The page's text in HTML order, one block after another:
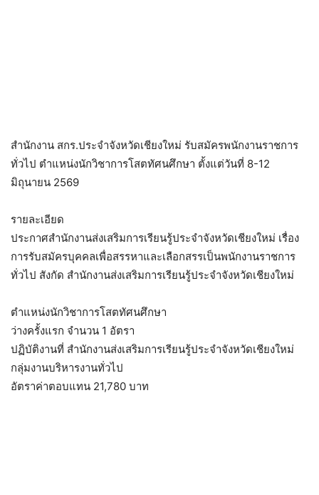
สำนักงาน สกร.ประจำจังหวัดเชียงใหม่ รับสมัครพนักงานราชการ
ทั่วไป ตำแหน่งนักวิชาการโสตทัศนศึกษา ตั้งแต่วันที่ 8-12
มิถุนายน 2569
รายละเอียด
ประกาศสำนักงานส่งเสริมการเรียนรู้ประจำจังหวัดเชียงใหม่ เรื่อง
การรับสมัครบุคคลเพื่อสรรหาและเลือกสรรเป็นพนักงานราชการ
ทั่วไป สังกัด สำนักงานส่งเสริมการเรียนรู้ประจำจังหวัดเชียงใหม่
ตำแหน่งนักวิชาการโสตทัศนศึกษา
ว่างครั้งแรก จำนวน 1 อัตรา
ปฏิบัติงานที่ สำนักงานส่งเสริมการเรียนรู้ประจำจังหวัดเชียงใหม่
กลุ่มงานบริหารงานทั่วไป
อัตราค่าตอบแทน 21,780 บาท